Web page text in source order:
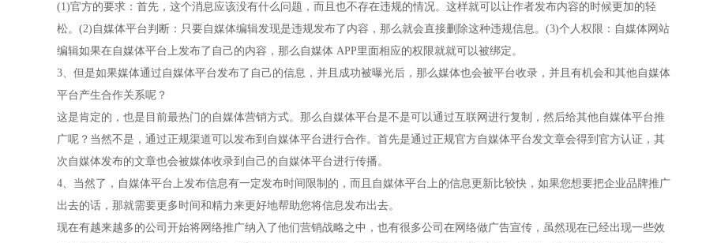
(1)官方的要求：首先，这个消息应该没有什么问题，而且也不存在违规的情况。这样就可以让作者发布内容的时候更加的轻
松。(2)自媒体平台判断：只要自媒体编辑发现是违规发布了内容，那么就会直接删除这种违规信息。(3)个人权限：自媒体网站
编辑如果在自媒体平台上发布了自己的内容，那么自媒体 APP里面相应的权限就就可以被绑定。
3、但是如果媒体通过自媒体平台发布了自己的信息，并且成功被曝光后，那么媒体也会被平台收录，并且有机会和其他自媒体
平台产生合作关系呢？
这是肯定的，也是目前最热门的自媒体营销方式。那么自媒体平台是不是可以通过互联网进行复制，然后给其他自媒体平台推
广呢？当然不是，通过正规渠道可以发布到自媒体平台进行合作。首先是通过正规官方自媒体平台发文章会得到官方认证，其
次自媒体发布的文章也会被媒体收录到自己的自媒体平台进行传播。
4、当然了，自媒体平台上发布信息有一定发布时间限制的，而且自媒体平台上的信息更新比较快，如果您想要把企业品牌推广
出去的话，那就需要更多时间和精力来更好地帮助您将信息发布出去。
现在有越来越多的公司开始将网络推广纳入了他们营销战略之中，也有很多公司在网络做广告宣传，虽然现在已经出现一些效